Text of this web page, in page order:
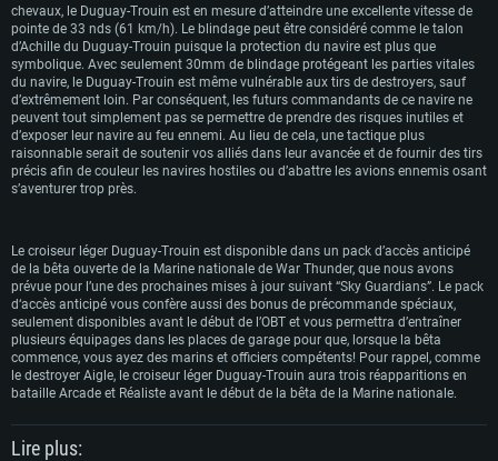
Disque dur: 60,2 Go (client complet)
chevaux, le Duguay-Trouin est en mesure d’atteindre une excellente vitesse de
pointe de 33 nds (61 km/h). Le blindage peut être considéré comme le talon
d’Achille du Duguay-Trouin puisque la protection du navire est plus que
symbolique. Avec seulement 30mm de blindage protégeant les parties vitales
du navire, le Duguay-Trouin est même vulnérable aux tirs de destroyers, sauf
d’extrêmement loin. Par conséquent, les futurs commandants de ce navire ne
peuvent tout simplement pas se permettre de prendre des risques inutiles et
d’exposer leur navire au feu ennemi. Au lieu de cela, une tactique plus
raisonnable serait de soutenir vos alliés dans leur avancée et de fournir des tirs
précis afin de couleur les navires hostiles ou d’abattre les avions ennemis osant
s’aventurer trop près.
Le croiseur léger Duguay-Trouin est disponible dans un pack d’accès anticipé
de la bêta ouverte de la Marine nationale de War Thunder, que nous avons
prévue pour l’une des prochaines mises à jour suivant “Sky Guardians”. Le pack
d‘accès anticipé vous confère aussi des bonus de précommande spéciaux,
seulement disponibles avant le début de l’OBT et vous permettra d’entraîner
plusieurs équipages dans les places de garage pour que, lorsque la bêta
commence, vous ayez des marins et officiers compétents! Pour rappel, comme
le destroyer Aigle, le croiseur léger Duguay-Trouin aura trois réapparitions en
bataille Arcade et Réaliste avant le début de la bêta de la Marine nationale.
Lire plus: